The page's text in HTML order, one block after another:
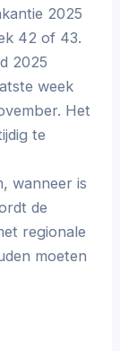
2025
42 of 43.
2025
week
Het
te
wanneer is
de
regionale
moeten